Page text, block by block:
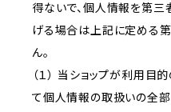
得ないで、個人情報を第三
げる場合は上記に定める
ん。
（１） 当ショップが利用
て個人情報の取扱いの全